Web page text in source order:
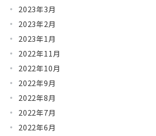
2023年3月
2023年2月
2023年1月
2022年11月
2022年10月
2022年9月
2022年8月
2022年7月
2022年6月